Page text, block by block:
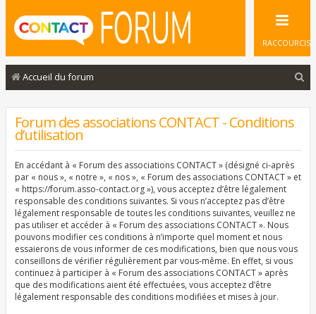
RACCOURCIS
Accueil du forum
Forum des associations CONTACT - Conditions
d’utilisation
En accédant à « Forum des associations CONTACT » (désigné ci-après
par « nous », « notre », « nos », « Forum des associations CONTACT » et
« https://forum.asso-contact.org »), vous acceptez d’être légalement
responsable des conditions suivantes. Si vous n’acceptez pas d’être
légalement responsable de toutes les conditions suivantes, veuillez ne
pas utiliser et accéder à « Forum des associations CONTACT ». Nous
pouvons modifier ces conditions à n’importe quel moment et nous
essaierons de vous informer de ces modifications, bien que nous vous
conseillons de vérifier régulièrement par vous-même. En effet, si vous
continuez à participer à « Forum des associations CONTACT » après
que des modifications aient été effectuées, vous acceptez d’être
légalement responsable des conditions modifiées et mises à jour.